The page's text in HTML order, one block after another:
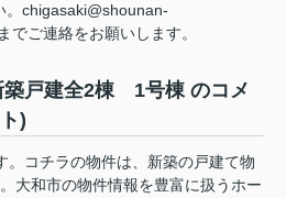
。chigasaki@shounan-
でご連絡をお願いします。
戸建全2棟 1号棟 のコメ
)
。コチラの物件は、新築の戸建て物
大和市の物件情報を豊富に扱うホー